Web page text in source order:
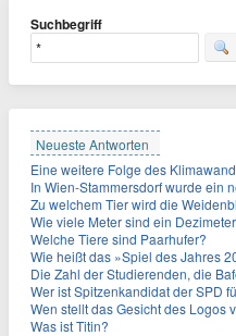
Suchbegriff
Neueste Antworten
In Wien-Stammersdorf wurde ein neuer österreichischer Temperaturrekord gemessen.
Zu welchem Tier wird die
Wie viele Meter sind ein
Welche Tiere sind Paarhufer?
Wie heißt das »Spiel des Jahres
Die Zahl der Studierenden, die Bafög beziehen,
Wer ist Spitzenkandidat der SPD für die Wahl zum Berliner
Wen stellt das Gesicht des Logos von
Was ist Titin?